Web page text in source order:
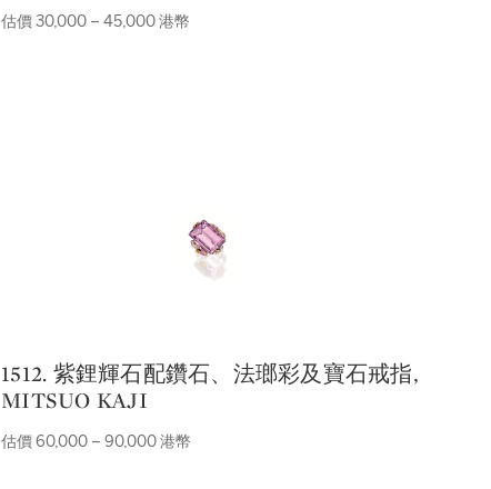
估價 30,000 – 45,000 港幣
1512. 紫鋰輝石配鑽石、法瑯彩及寶石戒指,
MITSUO KAJI
估價 60,000 – 90,000 港幣